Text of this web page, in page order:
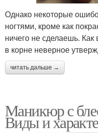
Однако некоторые
ногтями, кроме как
ничего не сделаешь.
в корне неверное
читать дальше →
Маникюр с
Виды и